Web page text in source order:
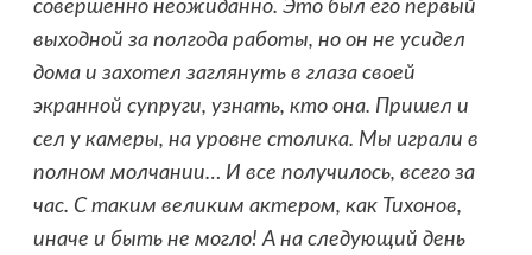
совершенно неожиданно. Это был его первый
выходной за полгода работы, но он не усидел
дома и захотел заглянуть в глаза своей
экранной супруги, узнать, кто она. Пришел и
сел у камеры, на уровне столика. Мы играли в
полном молчании… И все получилось, всего за
час. С таким великим актером, как Тихонов,
иначе и быть не могло! А на следующий день